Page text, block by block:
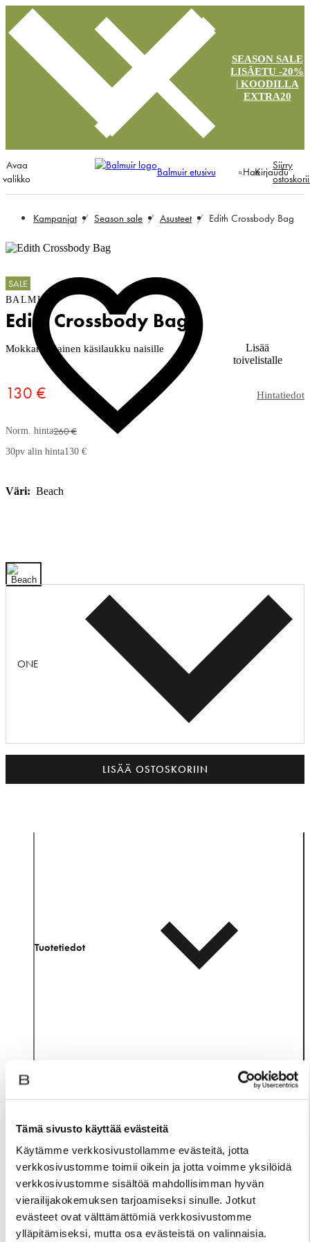
Tämä sivusto käyttää evästeitä
Käytämme verkkosivustollamme evästeitä, jotta
verkkosivustomme toimii oikein ja jotta voimme yksilöidä
verkkosivustomme sisältöä mahdollisimman hyvän
vierailijakokemuksen tarjoamiseksi sinulle. Jotkut
evästeet ovat välttämättömiä verkkosivustomme
ylläpitämiseksi, mutta osa evästeistä on valinnaisia.
SEASON SALE
LISÄETU -20%
| KOODILLA
EXTRA20
Avaa
valikko
Balmuir etusivu HaeKirjaudu
Siirry
Kampanjat Season sale Asusteet Edith Crossbody Bag
Lisää
toivelistalle
SALE
BALMUIR
Edith Crossbody Bag
Mokkanahkainen käsilaukku naisille
130 € Hintatiedot
Norm. hinta260 €
30pv alin hinta130 €
Väri: Beach
ONE
LISÄÄ OSTOSKORIIN
Tuotetiedot
Materiaali